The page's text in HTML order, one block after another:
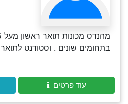
בתחומים שונים . וסטודנט לתואר
עוד פרטים